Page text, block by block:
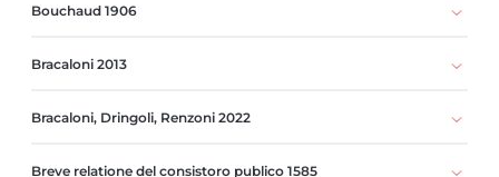
Bouchaud 1906
Bracaloni 2013
Bracaloni, Dringoli, Renzoni 2022
Breve relatione del consistoro publico 1585